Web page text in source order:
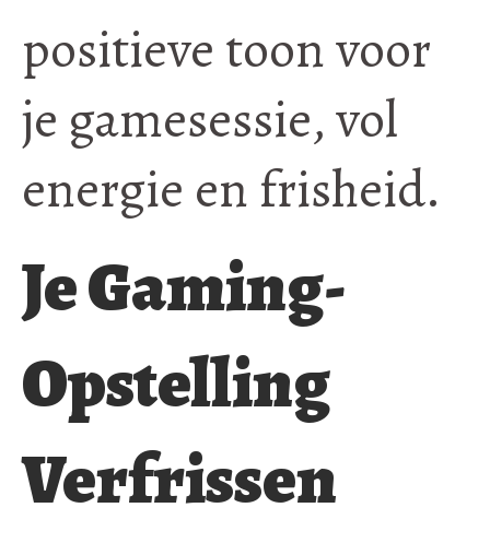
positieve toon voor
je gamesessie, vol
energie en frisheid.
Je Gaming-
Opstelling
Verfrissen